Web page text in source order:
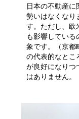
日本の不動産
勢いはなくなり
す。ただし、欧
も影響してい
象です。（京都
の代表的なとこ
が良好になりつ
はありません。